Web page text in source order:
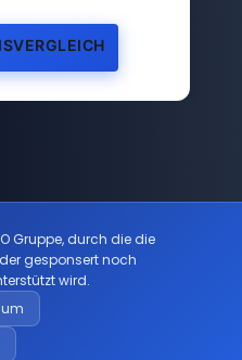
Gruppe, durch die die
gesponsert noch
wird.